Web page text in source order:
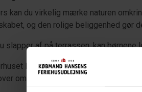
kan du virkelig mærke naturen
og den rolige beliggenhed gør
slapper af på terrassen, kan børnene
ligger let hævet i klitterne og
området.